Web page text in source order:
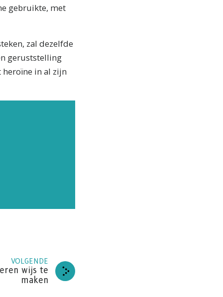
gebruikte, met
zal dezelfde
geruststelling
heroïne in al zijn
VOLGENDE
wijs te
maken